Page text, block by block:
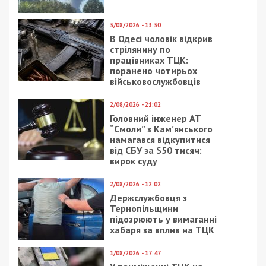
Рекламні блоки дають нам змогу
залишатися незалежними ЗМІ, а вам -
отримувати найсвіжіші новини під ними.
Приєднуйтесь також до 49000 в Google News. Слідкуйте
за останніми новинами!
Приєднатися
Читайте також
Предыдущая статья:
6 років за проросійську пропаганду: на
Миколаївщині засудили екс-очільника
регіонального відділення “Партії Шарія”